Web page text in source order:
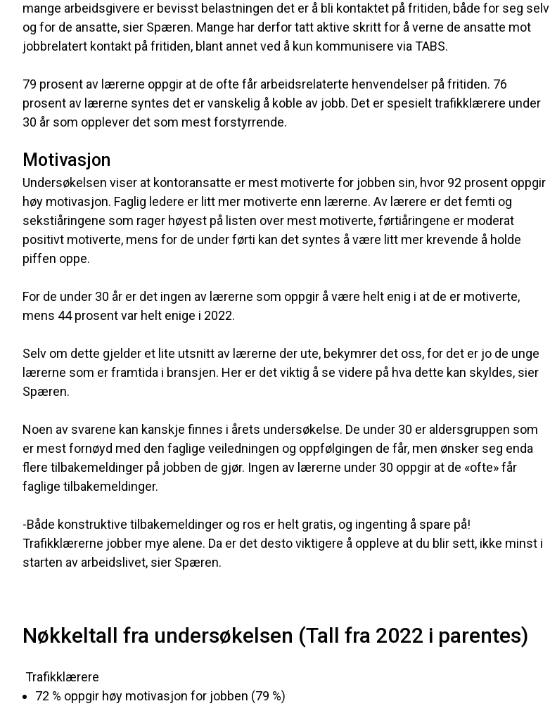
mange arbeidsgivere er bevisst belastningen det er å bli kontaktet på fritiden, både for seg selv
og for de ansatte, sier Spæren. Mange har derfor tatt aktive skritt for å verne de ansatte mot
jobbrelatert kontakt på fritiden, blant annet ved å kun kommunisere via TABS.
79 prosent av lærerne oppgir at de ofte får arbeidsrelaterte henvendelser på fritiden. 76
prosent av lærerne syntes det er vanskelig å koble av jobb. Det er spesielt trafikklærere under
30 år som opplever det som mest forstyrrende.
Motivasjon
Undersøkelsen viser at kontoransatte er mest motiverte for jobben sin, hvor 92 prosent oppgir
høy motivasjon. Faglig ledere er litt mer motiverte enn lærerne. Av lærere er det femti og
sekstiåringene som rager høyest på listen over mest motiverte, førtiåringene er moderat
positivt motiverte, mens for de under førti kan det syntes å være litt mer krevende å holde
piffen oppe.
For de under 30 år er det ingen av lærerne som oppgir å være helt enig i at de er motiverte,
mens 44 prosent var helt enige i 2022.
Selv om dette gjelder et lite utsnitt av lærerne der ute, bekymrer det oss, for det er jo de unge
lærerne som er framtida i bransjen. Her er det viktig å se videre på hva dette kan skyldes, sier
Spæren.
Noen av svarene kan kanskje finnes i årets undersøkelse. De under 30 er aldersgruppen som
er mest fornøyd med den faglige veiledningen og oppfølgingen de får, men ønsker seg enda
flere tilbakemeldinger på jobben de gjør. Ingen av lærerne under 30 oppgir at de «ofte» får
faglige tilbakemeldinger.
-Både konstruktive tilbakemeldinger og ros er helt gratis, og ingenting å spare på!
Trafikklærerne jobber mye alene. Da er det desto viktigere å oppleve at du blir sett, ikke minst i
starten av arbeidslivet, sier Spæren.
Nøkkeltall fra undersøkelsen (Tall fra 2022 i parentes)
Trafikklærere
72 % oppgir høy motivasjon for jobben (79 %)